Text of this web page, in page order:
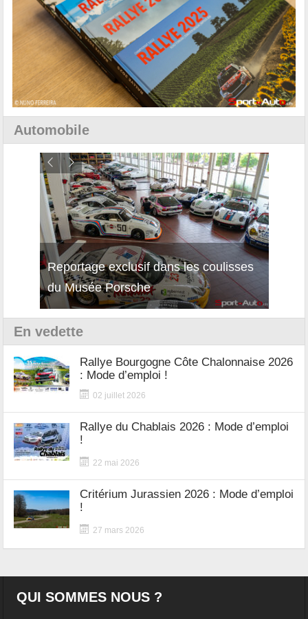
Automobile
Reportage exclusif dans les coulisses
du Musée Porsche
En vedette
Rallye Bourgogne Côte Chalonnaise 2026
: Mode d’emploi !
02 juillet 2026
Rallye du Chablais 2026 : Mode d’emploi
!
22 mai 2026
Critérium Jurassien 2026 : Mode d’emploi
!
27 mars 2026
QUI SOMMES NOUS ?